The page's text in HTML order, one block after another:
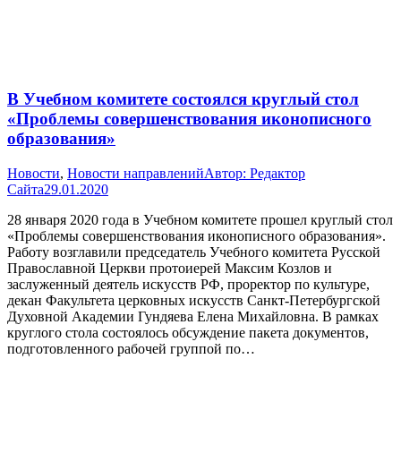
В Учебном комитете состоялся круглый стол
«Проблемы совершенствования иконописного
образования»
Новости, Новости направленийАвтор: Редактор
Сайта29.01.2020
28 января 2020 года в Учебном комитете прошел круглый стол
«Проблемы совершенствования иконописного образования».
Работу возглавили председатель Учебного комитета Русской
Православной Церкви протоиерей Максим Козлов и
заслуженный деятель искусств РФ, проректор по культуре,
декан Факультета церковных искусств Санкт-Петербургской
Духовной Академии Гундяева Елена Михайловна. В рамках
круглого стола состоялось обсуждение пакета документов,
подготовленного рабочей группой по…